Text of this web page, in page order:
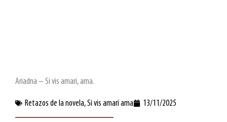
Ariadna – Si vis amari, ama.
Retazos de la novela,Si vis amari ama 13/11/2025